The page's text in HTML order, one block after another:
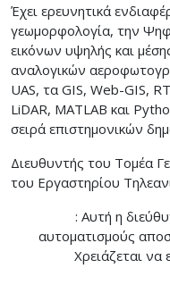
Έχει ερευνητικά
γεωμορφολογία, την
εικόνων υψηλής και
αναλογικών
UAS, τα GIS, Web-GIS,
LiDAR, MATLAB και
σειρά επιστημονικών
Διευθυντής του Τομέα
του Εργαστηρίου
: Αυτή η
αυτοματισμούς
Χρειάζεται να